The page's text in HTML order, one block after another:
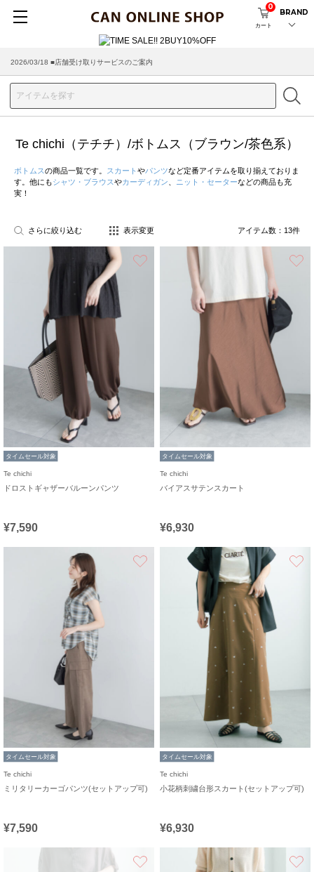
カート
0
BRAND
2026/03/18 ■店舗受け取りサービスのご案内
Te chichi（テチチ）/ボトムス（ブラウン/茶色系）
ボトムスの商品一覧です。 スカート やパンツなど定番アイテムを取り揃えておりま
す。他にもシャツ・ブラウスやカーディガン ニット・セーターなどの商品も充
実！
さらに絞り込む 表示変更 アイテム数： 13件
お気に入り
タイムセール対象
Te chichi
ドロストギャザーバルーンパンツ
¥7,590
タイムセール対象
Te chichi
バイアスサテンスカート
¥6,930
お気に入り
タイムセール対象
Te chichi
ミリタリーカーゴパンツ(セットアップ可)
¥7,590
タイムセール対象
Te chichi
小花柄刺繍台形スカート(セットアップ可)
¥6,930